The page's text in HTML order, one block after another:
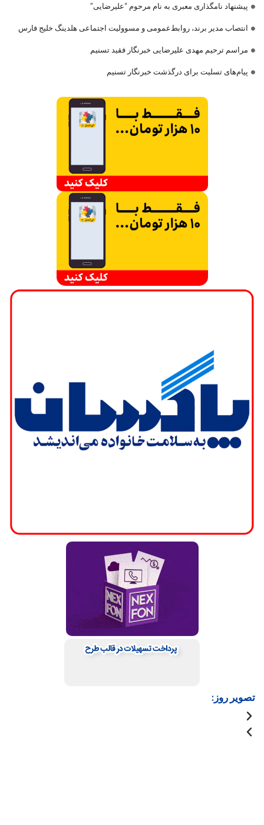
پیشنهاد نامگذاری معبری به نام مرحوم “علیرضایی”
انتصاب مدیر برند، روابط‌عمومی و مسوولیت اجتماعی هلدینگ خلیج فارس
مراسم ترحیم مهدی علیرضایی خبرنگار فقید تسنیم
پیام‌های تسلیت برای درگذشت خبرنگار تسنیم
تصویر روز: